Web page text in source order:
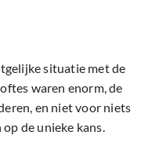
situatie met de
waren enorm, de
en niet voor niets
de unieke kans.